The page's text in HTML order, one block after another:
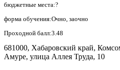
бюджетные места:?
форма обучения:Очно, заочно
Проходной балл:3.48
681000, Хабаровский край,
Амуре, улица Аллея Труда, 10